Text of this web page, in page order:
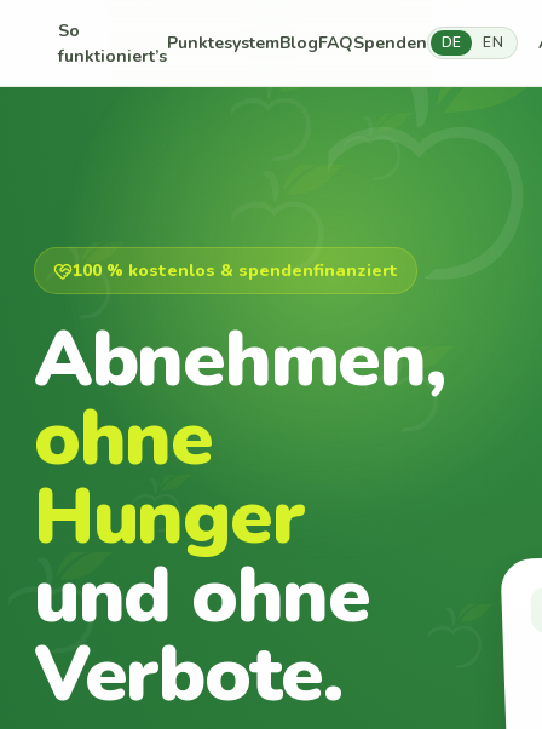
So
funktioniert’s
PunktesystemBlogFAQSpenden DE EN
100 % kostenlos & spendenfinanziert
Abnehmen,
ohne
Hunger
und ohne
Verbote.